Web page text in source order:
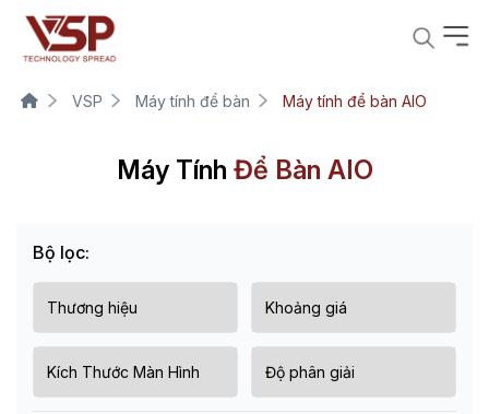
VSP Máy tính để bàn Máy tính để bàn AIO
Máy Tính Để Bàn AIO
Bộ lọc: